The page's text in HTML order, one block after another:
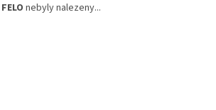
FELO nebyly nalezeny...